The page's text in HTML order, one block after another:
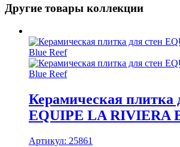
Другие товары коллекции
Керамическая плитка
EQUIPE LA RIVIERA
Артикул: 25861